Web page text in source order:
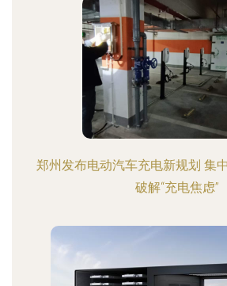
郑州发布电动汽车充电新规划 集
破解“充电焦虑”